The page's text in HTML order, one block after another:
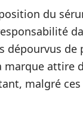
du
dépourvus de
attire
malgré